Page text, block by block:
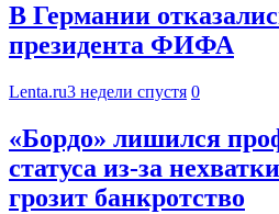
В Германии
президента ФИФА
Lenta.ru3 недели спустя 0
«Бордо» лишился
статуса из‑за
грозит банкротство